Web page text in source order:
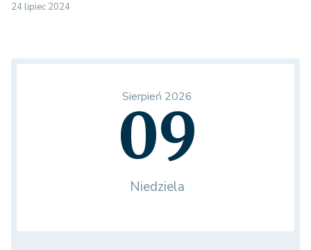
24 lipiec 2024
Sierpień 2026
09
Niedziela